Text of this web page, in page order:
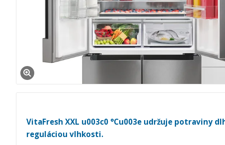
VitaFresh XXL u003c0 °Cu003e udržuje potraviny
reguláciou vlhkosti.